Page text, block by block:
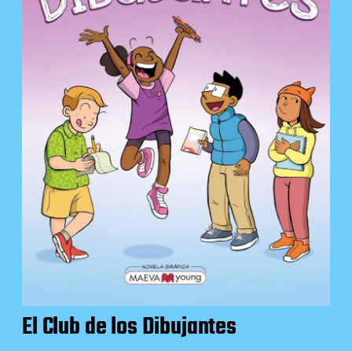
El Club de los Dibujantes